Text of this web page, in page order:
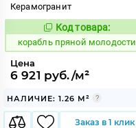
Керамогранит
774929
Код товара:
корабль пряной молодости
Цена
6 921 руб./м²
НАЛИЧИЕ: 1.26 М²
Заказ в 1 клик